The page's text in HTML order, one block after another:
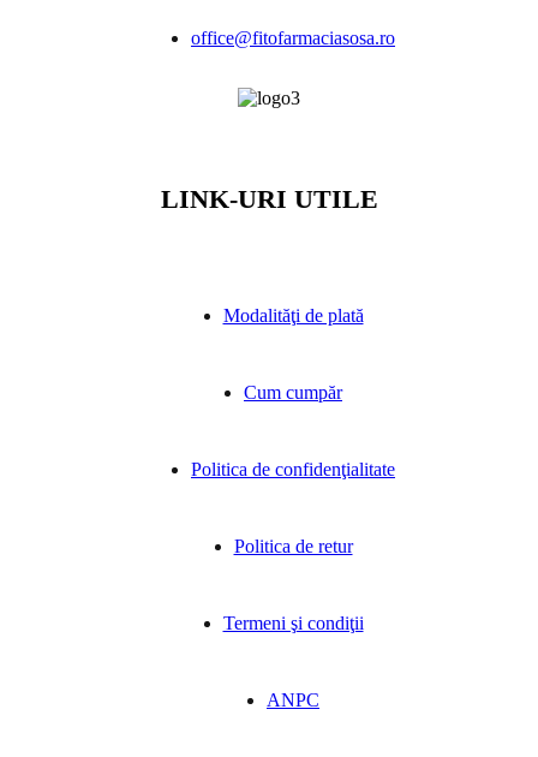
office@fitofarmaciasosa.ro
LINK-URI UTILE
Modalităţi de plată
Cum cumpăr
Politica de confidenţialitate
Politica de retur
Termeni şi condiţii
ANPC